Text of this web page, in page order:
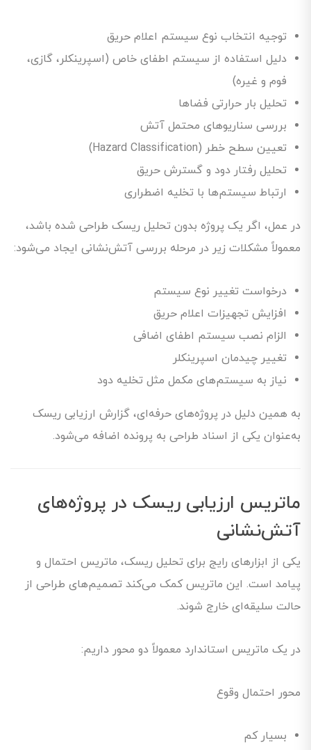
توجیه انتخاب نوع سیستم اعلام حریق
دلیل استفاده از سیستم اطفای خاص (اسپرینکلر، گازی،
فوم و غیره)
تحلیل بار حرارتی فضاها
بررسی سناریوهای محتمل آتش
تعیین سطح خطر (Hazard Classification)
تحلیل رفتار دود و گسترش حریق
ارتباط سیستم‌ها با تخلیه اضطراری
در عمل، اگر یک پروژه بدون تحلیل ریسک طراحی شده باشد،
معمولاً مشکلات زیر در مرحله بررسی آتش‌نشانی ایجاد می‌شود:
درخواست تغییر نوع سیستم
افزایش تجهیزات اعلام حریق
الزام نصب سیستم اطفای اضافی
تغییر چیدمان اسپرینکلر
نیاز به سیستم‌های مکمل مثل تخلیه دود
به همین دلیل در پروژه‌های حرفه‌ای، گزارش ارزیابی ریسک
به‌عنوان یکی از اسناد طراحی به پرونده اضافه می‌شود.
ماتریس ارزیابی ریسک در پروژه‌های
آتش‌نشانی
یکی از ابزارهای رایج برای تحلیل ریسک، ماتریس احتمال و
پیامد است. این ماتریس کمک می‌کند تصمیم‌های طراحی از
حالت سلیقه‌ای خارج شوند.
در یک ماتریس استاندارد معمولاً دو محور داریم:
محور احتمال وقوع
بسیار کم